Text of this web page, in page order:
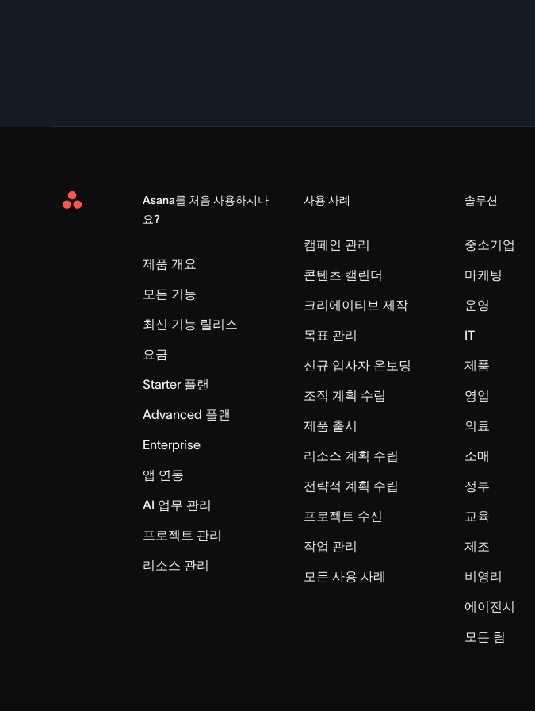
Asana
Asana를 처음 사용하시나
요?
제품 개요
모든 기능
최신 기능 릴리스
요금
Starter 플랜
Advanced 플랜
Enterprise
앱 연동
AI 업무 관리
프로젝트 관리
리소스 관리
사용 사례
캠페인 관리
콘텐츠 캘린더
크리에이티브 제작
목표 관리
신규 입사자 온보딩
조직 계획 수립
제품 출시
리소스 계획 수립
전략적 계획 수립
프로젝트 수신
작업 관리
모든 사용 사례
솔루션
중소기업
마케팅
운영
IT
제품
영업
의료
소매
정부
교육
제조
비영리
에이전시
모든 팀